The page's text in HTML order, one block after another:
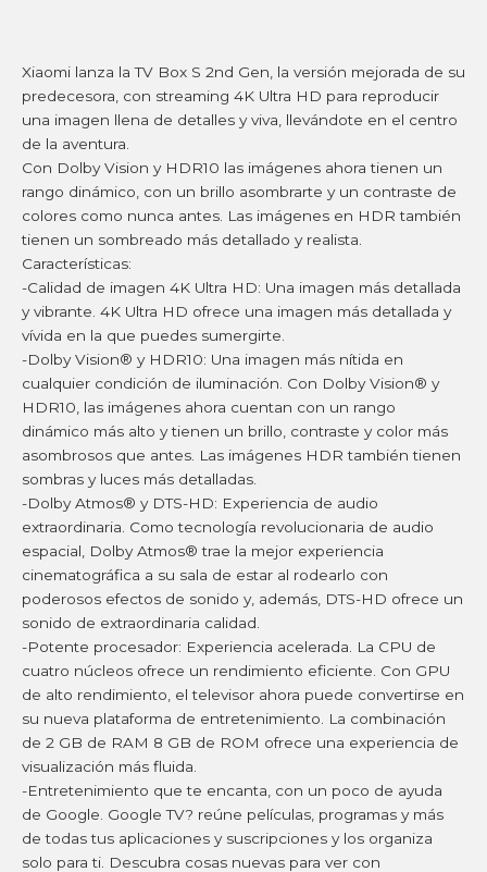
Xiaomi lanza la TV Box S 2nd Gen, la versión mejorada de su
predecesora, con streaming 4K Ultra HD para reproducir
una imagen llena de detalles y viva, llevándote en el centro
de la aventura.
Con Dolby Vision y HDR10 las imágenes ahora tienen un
rango dinámico, con un brillo asombrarte y un contraste de
colores como nunca antes. Las imágenes en HDR también
tienen un sombreado más detallado y realista.
Características:
-Calidad de imagen 4K Ultra HD: Una imagen más detallada
y vibrante. 4K Ultra HD ofrece una imagen más detallada y
vívida en la que puedes sumergirte.
-Dolby Vision® y HDR10: Una imagen más nítida en
cualquier condición de iluminación. Con Dolby Vision® y
HDR10, las imágenes ahora cuentan con un rango
dinámico más alto y tienen un brillo, contraste y color más
asombrosos que antes. Las imágenes HDR también tienen
sombras y luces más detalladas.
-Dolby Atmos® y DTS-HD: Experiencia de audio
extraordinaria. Como tecnología revolucionaria de audio
espacial, Dolby Atmos® trae la mejor experiencia
cinematográfica a su sala de estar al rodearlo con
poderosos efectos de sonido y, además, DTS-HD ofrece un
sonido de extraordinaria calidad.
-Potente procesador: Experiencia acelerada. La CPU de
cuatro núcleos ofrece un rendimiento eficiente. Con GPU
de alto rendimiento, el televisor ahora puede convertirse en
su nueva plataforma de entretenimiento. La combinación
de 2 GB de RAM 8 GB de ROM ofrece una experiencia de
visualización más fluida.
-Entretenimiento que te encanta, con un poco de ayuda
de Google. Google TV? reúne películas, programas y más
de todas tus aplicaciones y suscripciones y los organiza
solo para ti. Descubra cosas nuevas para ver con